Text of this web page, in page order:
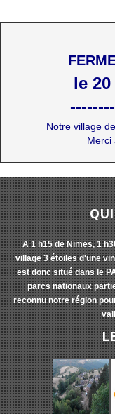
le
Notre village
Merci
A 1 h15 de Nimes, 1
village 3 étoiles d'une
est donc situé dans le
parcs nationaux
reconnu notre région